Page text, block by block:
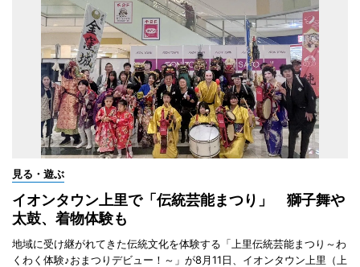
見る・遊ぶ
イオンタウン上里で「伝統芸能まつり」 獅子舞や
太鼓、着物体験も
地域に受け継がれてきた伝統文化を体験する「上里伝統芸能まつり～わ
くわく体験♪おまつりデビュー！～」が8月11日、イオンタウン上里（上